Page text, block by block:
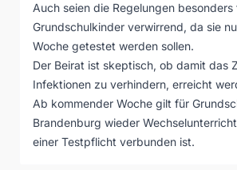
Auch seien die Regelungen besonders
Grundschulkinder verwirrend, da sie
Woche getestet werden sollen.
Der Beirat ist skeptisch, ob damit das
Infektionen zu verhindern, erreicht
Ab kommender Woche gilt für
Brandenburg wieder
einer Testpflicht verbunden ist.